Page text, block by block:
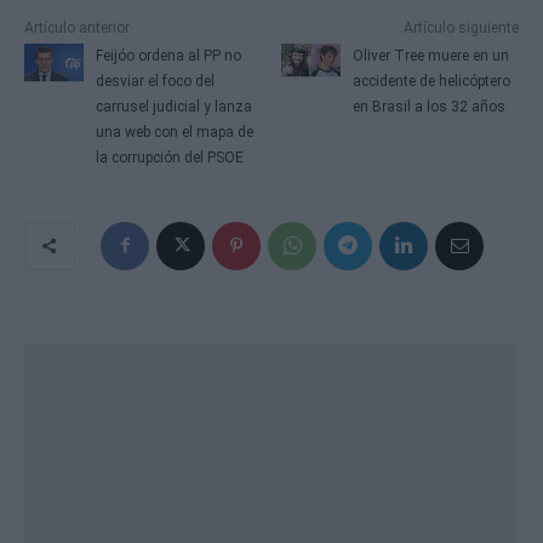
Artículo anterior
Feijóo ordena al PP no
desviar el foco del
carrusel judicial y lanza
una web con el mapa de
la corrupción del PSOE
Artículo siguiente
Oliver Tree muere en un
accidente de helicóptero
en Brasil a los 32 años